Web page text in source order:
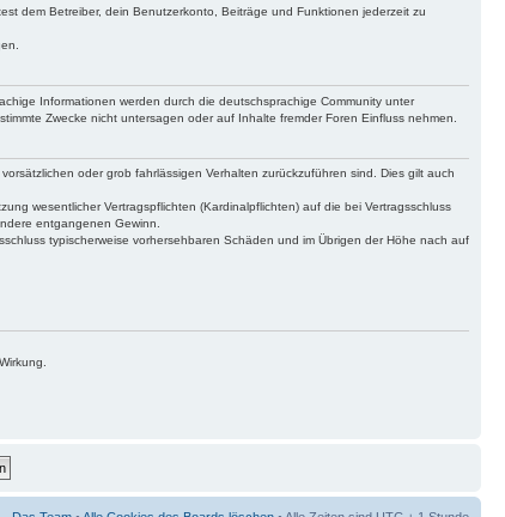
dem Betreiber, dein Benutzerkonto, Beiträge und Funktionen jederzeit zu
Informationen werden durch die deutschsprachige Community unter
Zwecke nicht untersagen oder auf Inhalte fremder Foren Einfluss nehmen.
oder grob fahrlässigen Verhalten zurückzuführen sind. Dies gilt auch
wesentlicher Vertragspflichten (Kardinalpflichten) auf die bei Vertragsschluss
entgangenen Gewinn.
typischerweise vorhersehbaren Schäden und im Übrigen der Höhe nach auf